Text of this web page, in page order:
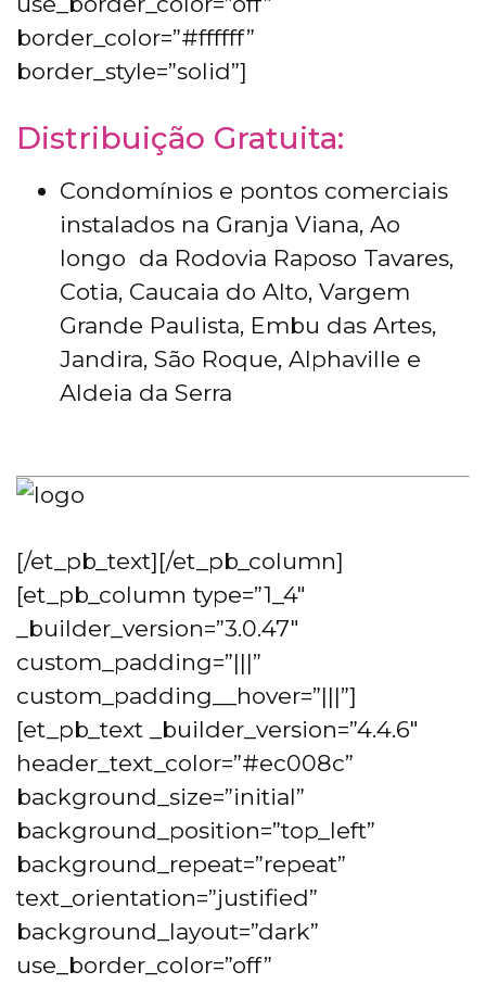
border_color=”#ffffff”
border_style=”solid”]
Distribuição Gratuita:
Condomínios e pontos comerciais
instalados na Granja Viana, Ao
longo da Rodovia Raposo Tavares,
Cotia, Caucaia do Alto, Vargem
Grande Paulista, Embu das Artes,
Jandira, São Roque, Alphaville e
Aldeia da Serra
[/et_pb_text][/et_pb_column]
[et_pb_column type=”1_4″
_builder_version=”3.0.47″
custom_padding=”|||”
custom_padding__hover=”|||”]
[et_pb_text _builder_version=”4.4.6″
header_text_color=”#ec008c”
background_size=”initial”
background_position=”top_left”
background_repeat=”repeat”
text_orientation=”justified”
background_layout=”dark”
use_border_color=”off”